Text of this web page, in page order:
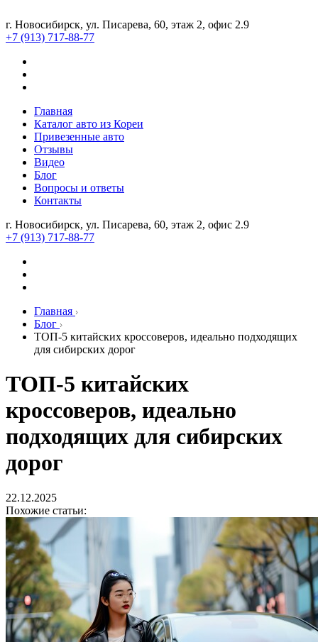
г. Новосибирск, ул. Писарева, 60, этаж 2, офис 2.9
+7 (913) 717-88-77
Главная
Каталог авто из Кореи
Привезенные авто
Отзывы
Видео
Блог
Вопросы и ответы
Контакты
г. Новосибирск, ул. Писарева, 60, этаж 2, офис 2.9
+7 (913) 717-88-77
Главная
Блог
ТОП-5 китайских кроссоверов, идеально подходящих
для сибирских дорог
ТОП-5 китайских
кроссоверов, идеально
подходящих для сибирских
дорог
22.12.2025
Похожие статьи: